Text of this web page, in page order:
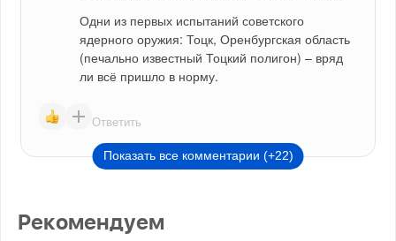
Одни из первых испытаний советского
ядерного оружия: Тоцк, Оренбургская область
(печально известный Тоцкий полигон) – вряд
ли всё пришло в норму.
Ответить
Показать все комментарии (+22)
Рекомендуем